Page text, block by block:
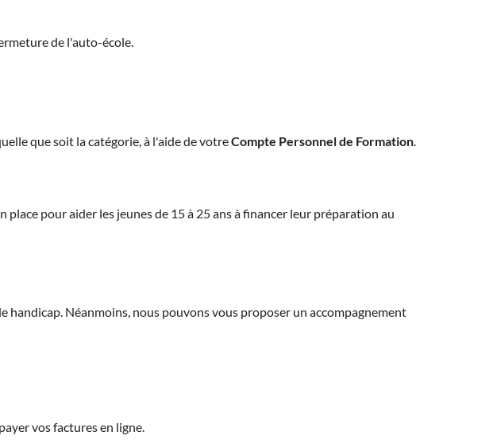
de l'auto-école.
que soit la catégorie, à l'aide de votreCompte Personnel de Formation.
pour aider les jeunes de 15 à 25 ans à financer leur préparation au
handicap. Néanmoins, nous pouvons vous proposer un accompagnement
vos factures en ligne.